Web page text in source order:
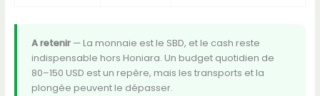
A retenir— La monnaie est le SBD, et le cash reste
indispensable hors Honiara. Un budget quotidien de
80–150 USD est un repère, mais les transports et la
plongée peuvent le dépasser.